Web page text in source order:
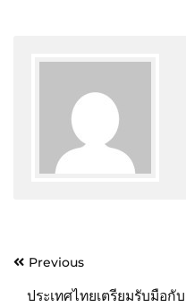
PostPrevious
ประเทศไทยเตรียมรับมือกับ